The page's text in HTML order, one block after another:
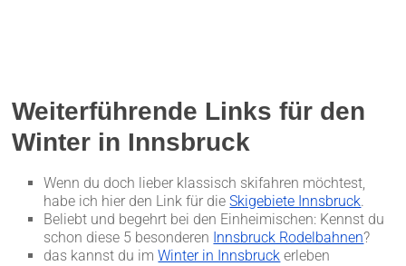
Weiterführende Links für den
Winter in Innsbruck
Wenn du doch lieber klassisch skifahren möchtest,
habe ich hier den Link für dieSkigebiete Innsbruck.
Beliebt und begehrt bei den Einheimischen: Kennst du
schon diese 5 besonderen Innsbruck Rodelbahnen?
das kannst du imWinter in Innsbruck erleben